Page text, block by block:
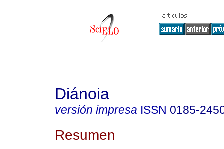
Diánoia
versión impresa ISSN 0185-
Resumen